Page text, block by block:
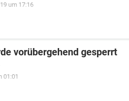
um 17:16
vorübergehend gesperrt
01:01